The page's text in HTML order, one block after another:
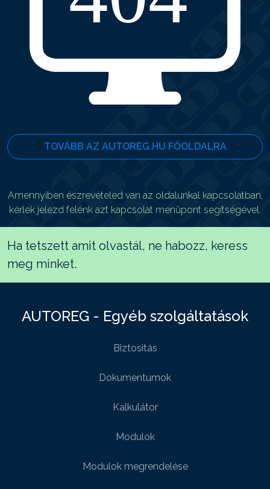
TOVÁBB AZ AUTOREG.HU FŐOLDALRA
Amennyiben észrevételed van az oldalunkal kapcsolatban,
kérlek jelezd felénk azt kapcsolat menüpont segítségével.
Ha tetszett amit olvastál, ne habozz, keress
meg minket.
AUTOREG - Egyéb szolgáltatások
Biztositás
Dokumentumok
Kalkulátor
Modulok
Modulok megrendelése